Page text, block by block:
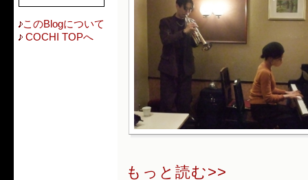
このBlogについて
COCHI TOPへ
もっと読む>>